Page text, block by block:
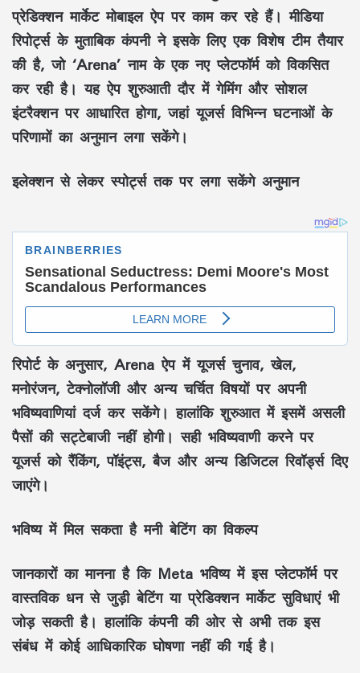
प्रेडिक्शन मार्केट मोबाइल ऐप पर काम कर रहे हैं। मीडिया
रिपोर्ट्स के मुताबिक कंपनी ने इसके लिए एक विशेष टीम तैयार
की है, जो ‘Arena’ नाम के एक नए प्लेटफॉर्म को विकसित
कर रही है। यह ऐप शुरुआती दौर में गेमिंग और सोशल
इंटरैक्शन पर आधारित होगा, जहां यूजर्स विभिन्न घटनाओं के
परिणामों का अनुमान लगा सकेंगे।
इलेक्शन से लेकर स्पोर्ट्स तक पर लगा सकेंगे अनुमान
रिपोर्ट के अनुसार, Arena ऐप में यूजर्स चुनाव, खेल,
मनोरंजन, टेक्नोलॉजी और अन्य चर्चित विषयों पर अपनी
भविष्यवाणियां दर्ज कर सकेंगे। हालांकि शुरुआत में इसमें असली
पैसों की सट्टेबाजी नहीं होगी। सही भविष्यवाणी करने पर
यूजर्स को रैंकिंग, पॉइंट्स, बैज और अन्य डिजिटल रिवॉर्ड्स दिए
जाएंगे।
भविष्य में मिल सकता है मनी बेटिंग का विकल्प
जानकारों का मानना है कि Meta भविष्य में इस प्लेटफॉर्म पर
वास्तविक धन से जुड़ी बेटिंग या प्रेडिक्शन मार्केट सुविधाएं भी
जोड़ सकती है। हालांकि कंपनी की ओर से अभी तक इस
संबंध में कोई आधिकारिक घोषणा नहीं की गई है।